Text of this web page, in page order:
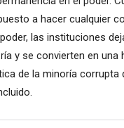
a hacer cualquier
las instituciones
y se convierten en una
de la minoría corrupta